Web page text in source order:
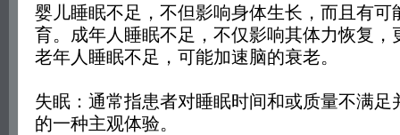
婴儿睡眠不足，不但影响身体生长，而且有可
育。成年人睡眠不足，不仅影响其体力恢复，
老年人睡眠不足，可能加速脑的衰老。
失眠：通常指患者对睡眠时间和或质量不满足
的一种主观体验。